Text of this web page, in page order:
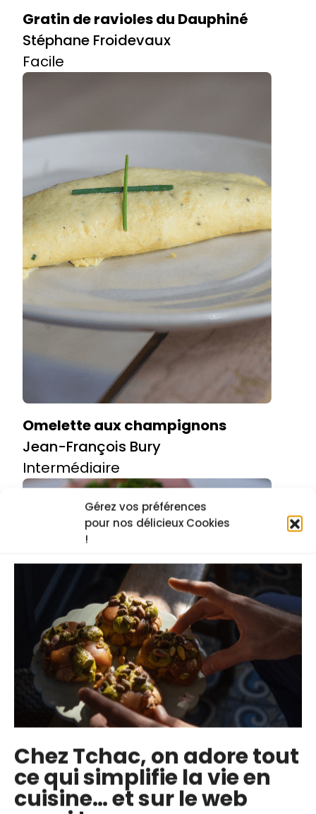
Gérez vos préférences
pour nos délicieux Cookies
!
Chez Tchac, on adore tout
ce qui simplifie la vie en
cuisine… et sur le web
Gratin de ravioles du Dauphiné
Stéphane Froidevaux
Facile
Omelette aux champignons
Jean-François Bury
Intermédiaire